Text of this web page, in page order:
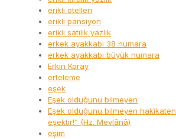
erikli otelleri
erikli pansiyon
erikli satılık yazlık
erkek ayakkabı 38 numara
erkek ayakkabı büyük numara
Erkin Koray
erteleme
eşek
Eşek olduğunu bilmeyen
Eşek olduğunu bilmeyen hakîkaten
eşektir!” (Hz. Mevlânâ)
eşim